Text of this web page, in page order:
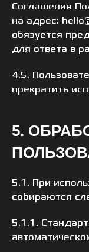
Соглашения
на адрес:
обязуется
для ответа в
4.5.
прекратить
5.
5.1. При
собираются
5.1.1.